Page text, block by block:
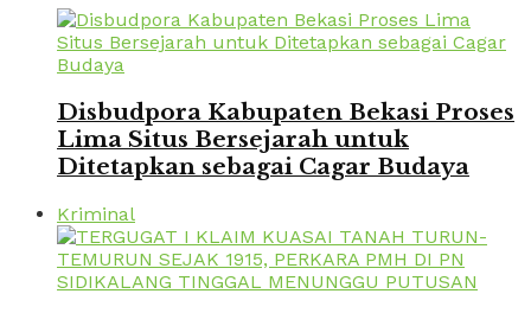
Disbudpora Kabupaten Bekasi Proses
Lima Situs Bersejarah untuk
Ditetapkan sebagai Cagar Budaya
Kriminal